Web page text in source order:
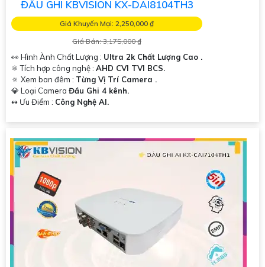
ĐẦU GHI KBVISION KX-DAI8104TH3
Giá Khuyến Mại: 2,250,000 ₫
Giá Bán: 3,175,000 ₫
👀 Hình Ành Chất Lượng : Ultra 2k Chất Lượng Cao .
⚛️ Tích hợp công nghệ : AHD CVI TVI BCS.
🔅 Xem ban đêm : Từng Vị Trí Camera .
💎 Loại Camera Đầu Ghi 4 kênh.
️↭ Ưu Điểm : Công Nghệ AI.